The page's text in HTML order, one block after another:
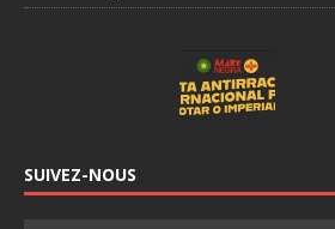
SUIVEZ-NOUS